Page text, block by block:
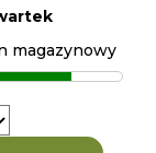
magazynowy